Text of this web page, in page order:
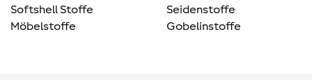
Softshell Stoffe
Möbelstoffe
Seidenstoffe
Gobelinstoffe